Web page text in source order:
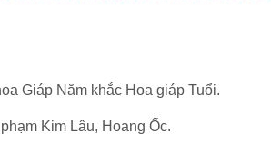
Giáp Năm khắc Hoa giáp Tuổi.
Kim Lâu, Hoang Ốc.